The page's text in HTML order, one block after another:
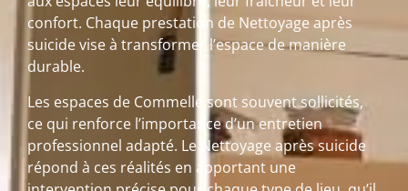
confort. Chaque prestation de Nettoyage après
suicide vise à transformer l’espace de manière
durable.
Les espaces de Commelle sont souvent sollicités,
ce qui renforce l’importance d’un entretien
professionnel adapté. Le Nettoyage après suicide
répond à ces réalités en apportant une